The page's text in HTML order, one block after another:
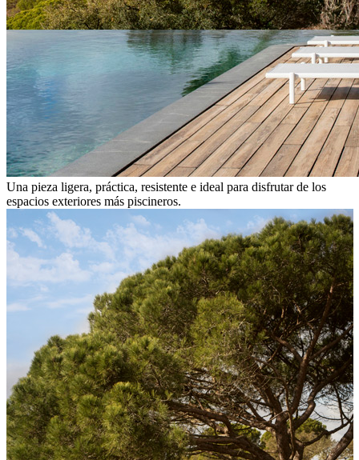
Una pieza ligera, práctica, resistente e ideal para disfrutar de los
espacios exteriores más piscineros.